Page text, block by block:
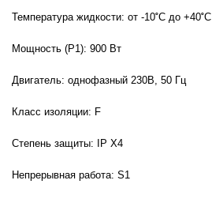
Температура жидкости: от -10˚C до +40˚C
Мощность (P1): 900 Вт
Двигатель: однофазный 230В, 50 Гц
Класс изоляции: F
Степень защиты: IP X4
Непрерывная работа: S1